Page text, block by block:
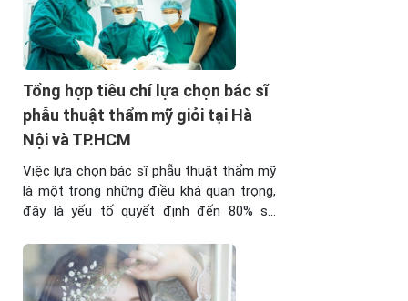
Tổng hợp tiêu chí lựa chọn bác sĩ
phẫu thuật thẩm mỹ giỏi tại Hà
Nội và TP.HCM
Việc lựa chọn bác sĩ phẫu thuật thẩm mỹ
là một trong những điều khá quan trọng,
đây là yếu tố quyết định đến 80% sự
lầm trong lựa chọn bác sĩ phẫu thuật sẽ
gây ra cho bạn những hậu quả hết sức
nghiêm trọng. Cùng ...